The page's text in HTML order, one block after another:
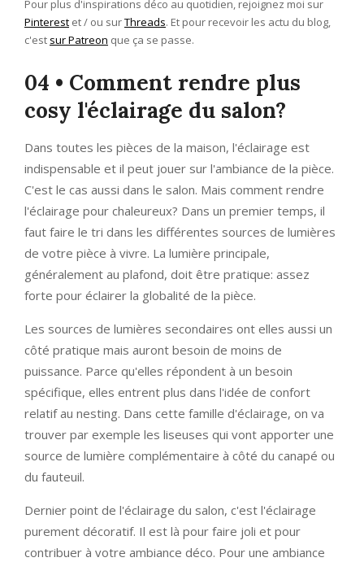
Pour plus d'inspirations déco au quotidien, rejoignez moi sur
Pinterest et / ou surThreads. Et pour recevoir les actu du blog,
c'est sur Patreon que ça se passe.
04 • Comment rendre plus
cosy l'éclairage du salon?
Dans toutes les pièces de la maison, l'éclairage est
indispensable et il peut jouer sur l'ambiance de la pièce.
C'est le cas aussi dans le salon. Mais comment rendre
l'éclairage pour chaleureux? Dans un premier temps, il
faut faire le tri dans les différentes sources de lumières
de votre pièce à vivre. La lumière principale,
généralement au plafond, doit être pratique: assez
forte pour éclairer la globalité de la pièce.
Les sources de lumières secondaires ont elles aussi un
côté pratique mais auront besoin de moins de
puissance. Parce qu'elles répondent à un besoin
spécifique, elles entrent plus dans l'idée de confort
relatif au nesting. Dans cette famille d'éclairage, on va
trouver par exemple les liseuses qui vont apporter une
source de lumière complémentaire à côté du canapé ou
du fauteuil.
Dernier point de l'éclairage du salon, c'est l'éclairage
purement décoratif. Il est là pour faire joli et pour
contribuer à votre ambiance déco. Pour une ambiance